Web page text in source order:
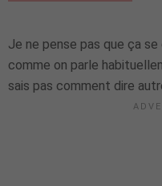
Je ne pense pas que ça
comme on parle
sais pas comment dire